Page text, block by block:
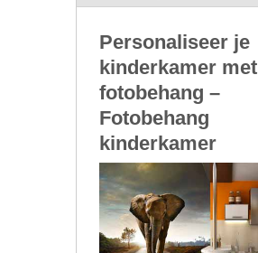
Personaliseer je
kinderkamer met
fotobehang –
Fotobehang
kinderkamer